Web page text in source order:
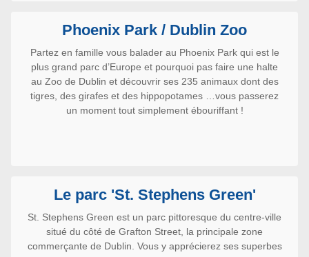
Phoenix Park / Dublin Zoo
Partez en famille vous balader au Phoenix Park qui est le
plus grand parc d’Europe et pourquoi pas faire une halte
au Zoo de Dublin et découvrir ses 235 animaux dont des
tigres, des girafes et des hippopotames …vous passerez
un moment tout simplement ébouriffant !
Le parc 'St. Stephens Green'
St. Stephens Green est un parc pittoresque du centre-ville
situé du côté de Grafton Street, la principale zone
commerçante de Dublin. Vous y apprécierez ses superbes